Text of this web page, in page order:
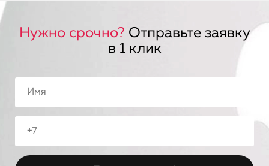
Нужно срочно? Отправьте заявку
в 1 клик